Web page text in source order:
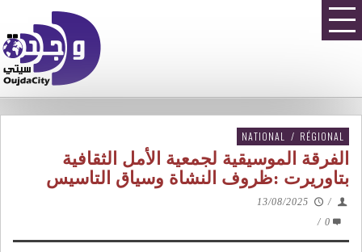
NATIONAL / RÉGIONAL
الفرقة الموسيقية لجمعية الأمل الثقافية
بتاوريرت :ظروف النشاة وسياق التاسيس
/
13/08/2025
0
/